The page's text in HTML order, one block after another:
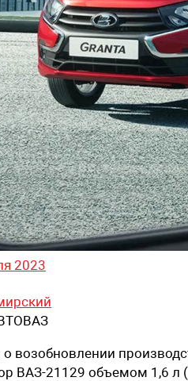
2023
возобновлении
ВАЗ-21129 объемом 1,6 л